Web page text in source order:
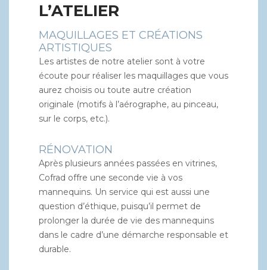
L’ATELIER
MAQUILLAGES ET CRÉATIONS
ARTISTIQUES
Les artistes de notre atelier sont à votre
écoute pour réaliser les maquillages que vous
aurez choisis ou toute autre création
originale (motifs à l’aérographe, au pinceau,
sur le corps, etc.).
RÉNOVATION
Après plusieurs années passées en vitrines,
Cofrad offre une seconde vie à vos
mannequins. Un service qui est aussi une
question d’éthique, puisqu’il permet de
prolonger la durée de vie des mannequins
dans le cadre d’une démarche responsable et
durable.